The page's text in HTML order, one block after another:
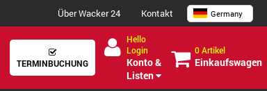
Über Wacker 24 Kontakt Germany
TERMINBUCHUNG
Hello
Login
Konto &
Listen
0 Artikel
Einkaufswagen